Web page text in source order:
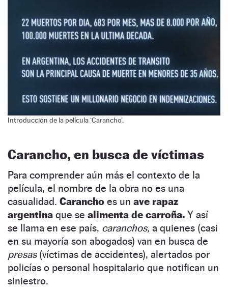
Introducción de la película ‘Carancho’.
Carancho, en busca de víctimas
Para comprender aún más el contexto de la
película, el nombre de la obra no es una
casualidad. Carancho es un ave rapaz
argentina que se alimenta de carroña. Y así
se llama en ese país, caranchos, a quienes (casi
en su mayoría son abogados) van en busca de
presas(víctimas de accidentes), alertados por
policías o personal hospitalario que notifican un
siniestro.